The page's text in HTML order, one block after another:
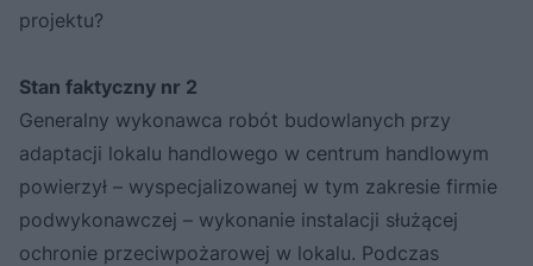
projektu?
Stan faktyczny nr 2
Generalny wykonawca robót budowlanych przy
adaptacji lokalu handlowego w centrum handlowym
powierzył – wyspecjalizowanej w tym zakresie firmie
podwykonawczej – wykonanie instalacji służącej
ochronie przeciwpożarowej w lokalu. Podczas